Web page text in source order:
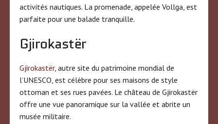
activités nautiques. La promenade, appelée Vollga, est
parfaite pour une balade tranquille.
Gjirokastër
Gjirokastër, autre site du patrimoine mondial de
l’UNESCO, est célèbre pour ses maisons de style
ottoman et ses rues pavées. Le château de Gjirokastër
offre une vue panoramique sur la vallée et abrite un
musée militaire.